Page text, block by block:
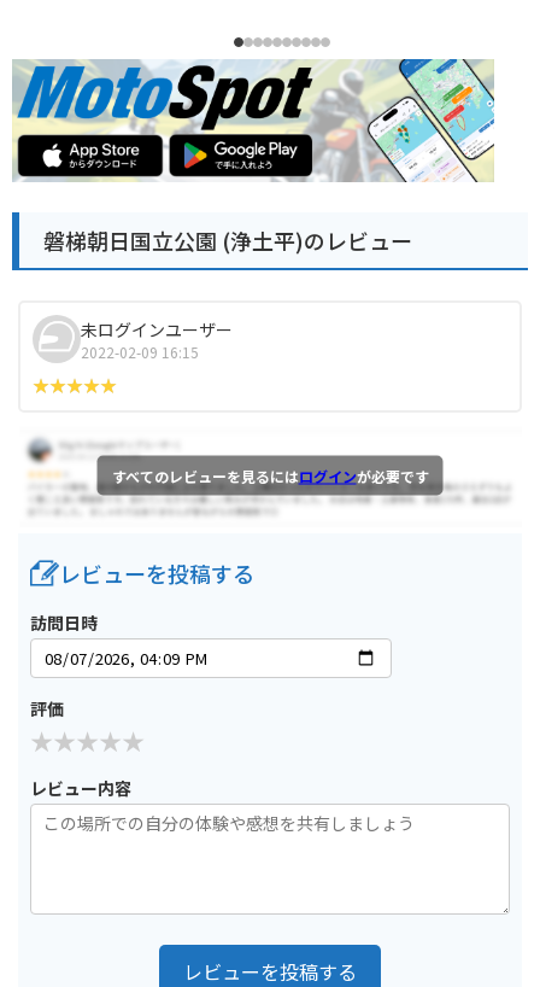
磐梯朝日国立公園 (浄土平)のレビュー
未ログインユーザー
2022-02-09 16:15
すべてのレビューを見るにはログインが必要です
レビューを投稿する
訪問日時
評価
レビュー内容
レビューを投稿する